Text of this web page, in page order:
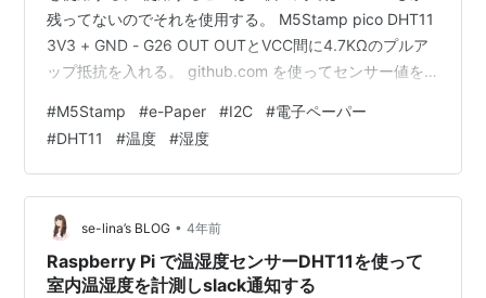
残ってないのでそれを使用する。 M5Stamp pico DHT11
3V3 + GND - G26 OUT OUTとVCC間に4.7KΩのプルア
ップ抵抗を入れる。 github.com を使ってセンサー値を
https://github.com/adafruit/DHT-sensor-
library/blob/master/examples/DHT_Unified_Sensor/DHT
_Unified_Sensor.ino ピン番号とセンサータイプのところ
だ…
#M5Stamp #e-Paper #I2C #電子ペーパー
#DHT11 #温度 #湿度
se-lina’s BLOG • 4年前
Raspberry Pi で温湿度センサーDHT11を使って
室内温湿度を計測しslack通知する